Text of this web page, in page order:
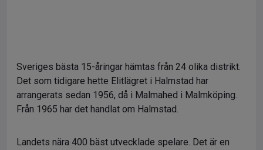
Sveriges bästa 15-åringar hämtas från 24 olika distrikt.
Det som tidigare hette Elitlägret i Halmstad har
arrangerats sedan 1956, då i Malmahed i Malmköping.
Från 1965 har det handlat om Halmstad.
Landets nära 400 bäst utvecklade spelare. Det är en